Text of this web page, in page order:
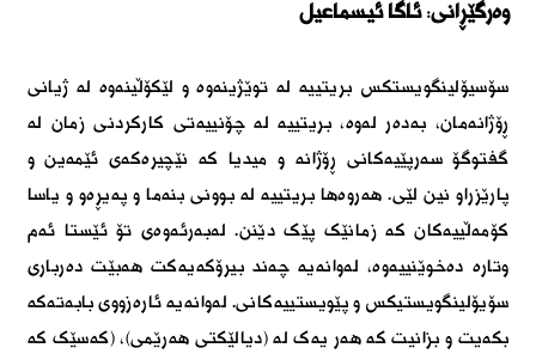
وەرگێڕانی: ئاگا ئیسماعیل
سۆسیۆلینگویستکس بریتییە لە توێژینەوە و لێکۆڵینەوە لە ژیانی
ڕۆژانەمان، بەدەر لەوە، بریتییە لە چۆنییەتی کارکردنی زمان لە
گفتوگۆ سەرپێیەکانی ڕۆژانە و میدیا کە نێچیرەکەی ئێمەین و
پارێزراو نین لێی. هەروەها بریتییە لە بوونی بنەما و پەیڕەو و یاسا
کۆمەڵییەکان کە زمانێک پێک دێنن. لەبەرئەوەی تۆ ئێستا ئەم
وتارە دەخوێنییەوە، لەوانەیە چەند بیرۆکەیەکت هەبێت دەرباری
سۆیۆلینگویستیکس و پێویستییەکانی. لەوانەیە ئارەزووی بابەتەکە
بکەیت و بزانیت کە هەر یەک لە (دیالێکتی هەرێمی)، (کەسێک کە